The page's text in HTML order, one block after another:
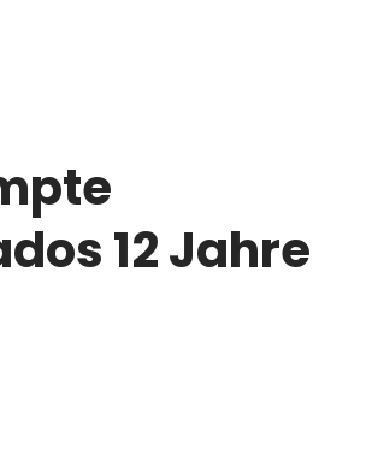
12 Jahre